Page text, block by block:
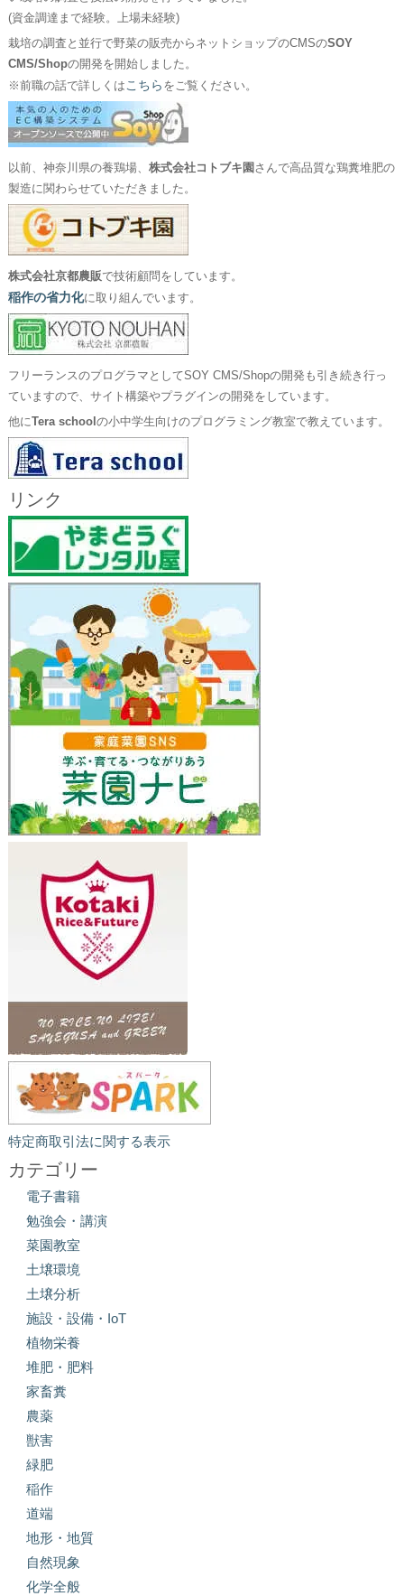
(資金調達まで経験。上場未経験)
栽培の調査と並行で野菜の販売からネットショップのCMSのSOY
CMS/Shopの開発を開始しました。
※前職の話で詳しくはこちら をご覧ください。
以前、神奈川県の養鶏場、 株式会社コトブキ園 さんで高品質な鶏糞堆肥の
製造に関わらせていただきました。
株式会社京都農販で技術顧問をしています。
稲作の省力化に取り組んでいます。
フリーランスのプログラマとしてSOY CMS/Shopの開発も引き続き行っ
ていますので、サイト構築やプラグインの開発をしています。
他にTera school の小中学生向けのプログラミング教室で教えています。
リンク
特定商取引法に関する表示
カテゴリー
電子書籍
勉強会・講演
菜園教室
土壌環境
土壌分析
施設・設備・IoT
植物栄養
堆肥・肥料
家畜糞
農薬
獣害
緑肥
稲作
道端
地形・地質
自然現象
化学全般